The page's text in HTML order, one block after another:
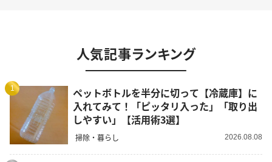
人気記事ランキング
1
ペットボトルを半分に切って【冷蔵庫】に
入れてみて！「ピッタリ入った」「取り出
しやすい」【活用術3選】
掃除・暮らし 2026.08.08